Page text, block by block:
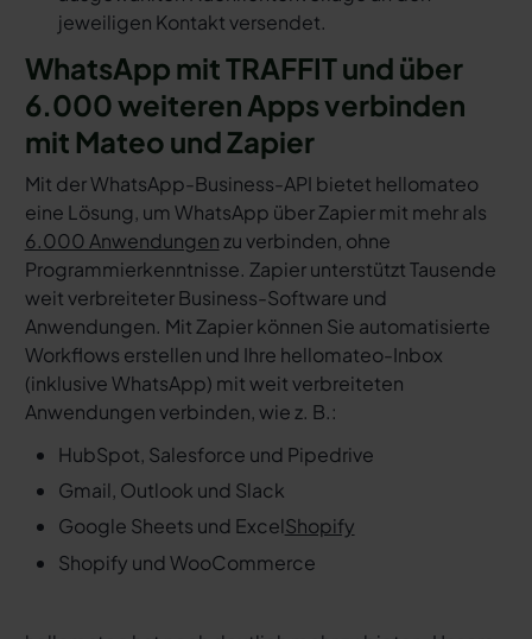
jeweiligen Kontakt versendet.
WhatsApp mit TRAFFIT und über
6.000 weiteren Apps verbinden
mit Mateo und Zapier
Mit der WhatsApp-Business-API bietet hellomateo
eine Lösung, um WhatsApp über Zapier mit mehr als
6.000 Anwendungenzu verbinden, ohne
Programmierkenntnisse. Zapier unterstützt Tausende
weit verbreiteter Business-Software und
Anwendungen. Mit Zapier können Sie automatisierte
Workflows erstellen und Ihre hellomateo-Inbox
(inklusive WhatsApp) mit weit verbreiteten
Anwendungen verbinden, wie z. B.:
HubSpot, Salesforce und Pipedrive
Gmail, Outlook und Slack
Google Sheets und ExcelShopify
Shopify und WooCommerce